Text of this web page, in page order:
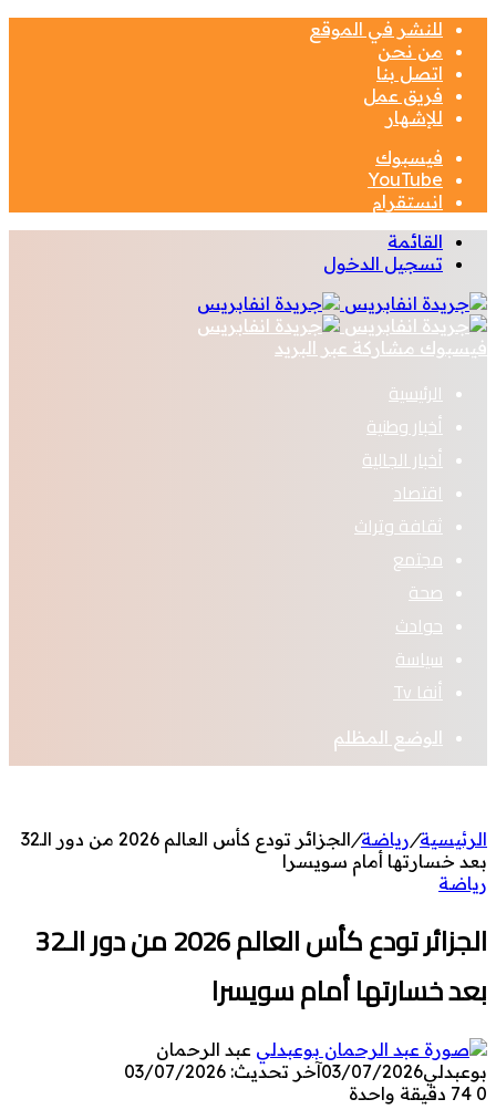
للنشر في الموقع
من نحن
اتصل بنا
فريق عمل
للإشهار
فيسبوك
‫YouTube
انستقرام
القائمة
تسجيل الدخول
فيسبوك مشاركة عبر البريد
الرئيسية
أخبار وطنية
أخبار الجالية
اقتصاد
ثقافة وتراث
مجتمع
صحة
حوادث
سياسة
أنفا Tv
الوضع المظلم
الرئيسية/رياضة/
الجزائر تودع كأس العالم 2026 من دور الـ32
بعد خسارتها أمام سويسرا
رياضة
الجزائر تودع كأس العالم 2026 من دور الـ32
بعد خسارتها أمام سويسرا
عبد الرحمان
بوعبدلي03/07/2026آخر تحديث: 03/07/2026
0
دقيقة واحدة